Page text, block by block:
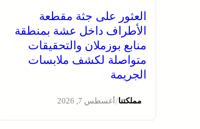
العثور على جثة مقطعة
الأطراف داخل عشة بمنطقة
منابع بوزملان والتحقيقات
متواصلة لكشف ملابسات
الجريمة
مملكتنا/أغسطس 7, 2026